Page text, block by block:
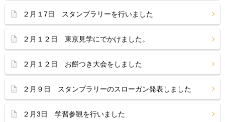
２月１7日 スタンプラリーを行いました
２月１２日 東京見学にでかけました。
２月１２日 お餅つき大会をしました
２月９日 スタンプラリーのスローガン発表しました
２月3日 学習参観を行いました